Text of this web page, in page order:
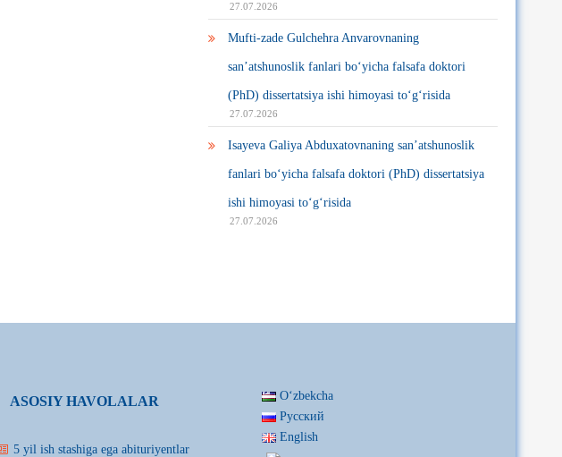
27.07.2026
Mufti-zade Gulchehra Anvarovnaning
san’atshunoslik fanlari bo‘yicha falsafa doktori
(PhD) dissertatsiya ishi himoyasi to‘g‘risida
27.07.2026
Isayeva Galiya Abduxatovnaning san’atshunoslik
fanlari bo‘yicha falsafa doktori (PhD) dissertatsiya
ishi himoyasi to‘g‘risida
27.07.2026
ASOSIY HAVOLALAR
5 yil ish stashiga ega abituriyentlar
Oʻzbekcha
Русский
English